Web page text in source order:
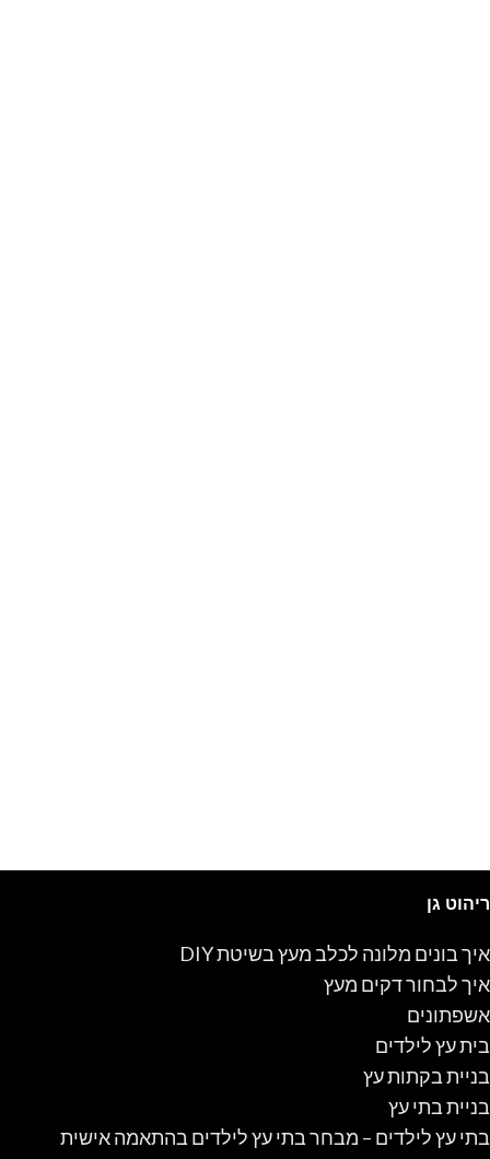
ריהוט גן
איך בונים מלונה לכלב מעץ בשיטת DIY
איך לבחור דקים מעץ
אשפתונים
בית עץ לילדים
בניית בקתות עץ
בניית בתי עץ
בתי עץ לילדים – מבחר בתי עץ לילדים בהתאמה אישית